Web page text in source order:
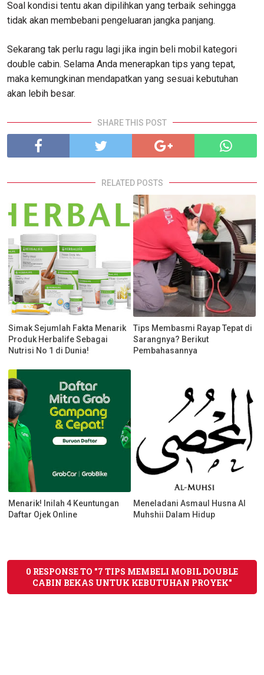
Soal kondisi tentu akan dipilihkan yang terbaik sehingga
tidak akan membebani pengeluaran jangka panjang.
Sekarang tak perlu ragu lagi jika ingin beli mobil kategori
double cabin. Selama Anda menerapkan tips yang tepat,
maka kemungkinan mendapatkan yang sesuai kebutuhan
akan lebih besar.
SHARE THIS POST
RELATED POSTS
Simak Sejumlah Fakta Menarik
Produk Herbalife Sebagai
Nutrisi No 1 di Dunia!
Tips Membasmi Rayap Tepat di
Sarangnya? Berikut
Pembahasannya
Menarik! Inilah 4 Keuntungan
Daftar Ojek Online
Meneladani Asmaul Husna Al
Muhshii Dalam Hidup
0 RESPONSE TO "7 TIPS MEMBELI MOBIL DOUBLE
CABIN BEKAS UNTUK KEBUTUHAN PROYEK"